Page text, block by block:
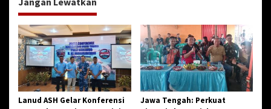
a
s
i
p
o
s
Lanud ASH Gelar Konferensi
Jawa Tengah: Perkuat